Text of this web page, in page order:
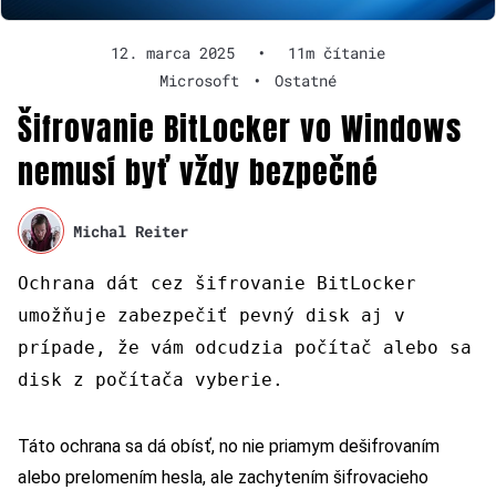
12. marca 2025 •
11m čítanie
Microsoft
• Ostatné
Šifrovanie BitLocker vo Windows
nemusí byť vždy bezpečné
Michal Reiter
Ochrana dát cez šifrovanie BitLocker
umožňuje zabezpečiť pevný disk aj v
prípade, že vám odcudzia počítač alebo sa
disk z počítača vyberie.
Táto ochrana sa dá obísť, no nie priamym dešifrovaním
alebo prelomením hesla, ale zachytením šifrovacieho